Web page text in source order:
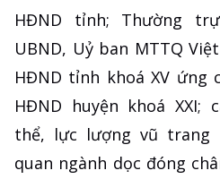
HĐND tỉnh; Thường
UBND, Uỷ ban MTTQ
HĐND tỉnh khoá XV ứng
HĐND huyện khoá XXI;
thể, lực lượng vũ trang
quan ngành dọc đóng